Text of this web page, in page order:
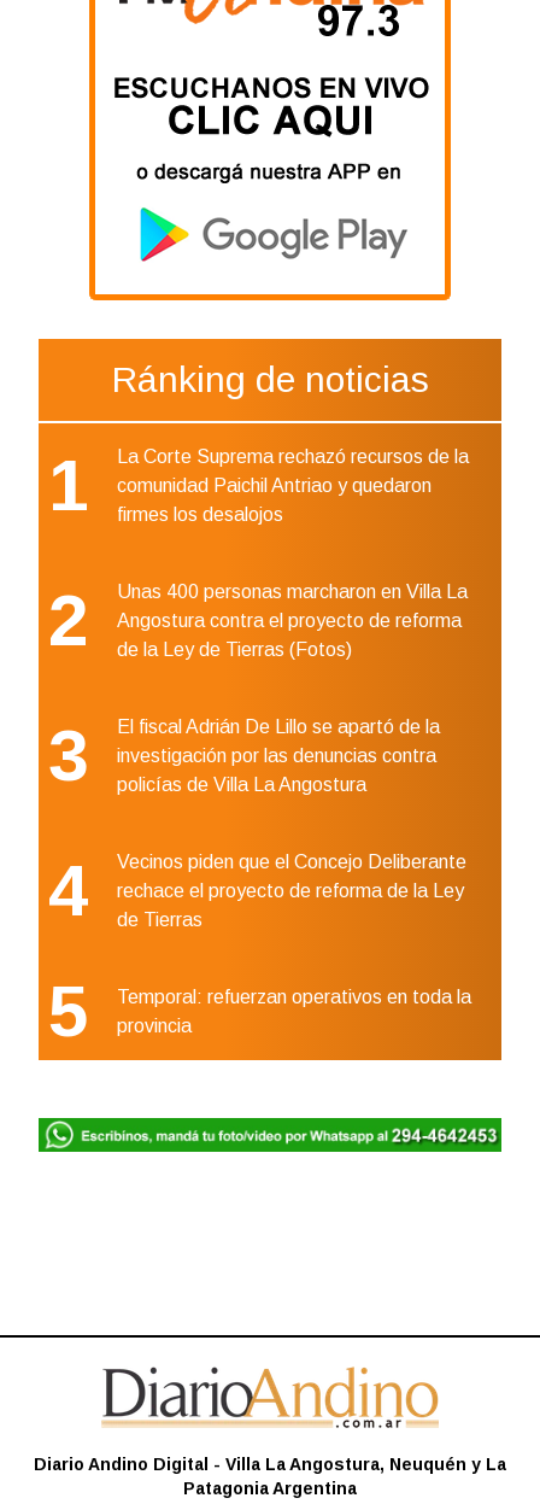
Ránking de noticias
1
La Corte Suprema rechazó recursos de la
comunidad Paichil Antriao y quedaron
firmes los desalojos
2
Unas 400 personas marcharon en Villa La
Angostura contra el proyecto de reforma
de la Ley de Tierras (Fotos)
3
El fiscal Adrián De Lillo se apartó de la
investigación por las denuncias contra
policías de Villa La Angostura
4
Vecinos piden que el Concejo Deliberante
rechace el proyecto de reforma de la Ley
de Tierras
5
Temporal: refuerzan operativos en toda la
provincia
Diario Andino Digital - Villa La Angostura, Neuquén y La
Patagonia Argentina